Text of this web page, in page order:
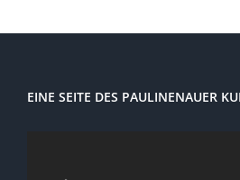
EINE SEITE DES PAULINENAUER